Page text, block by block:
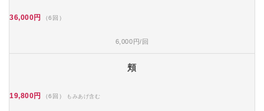
36,000円 （6回）
6,000円/回
頬
19,800円 （6回） もみあげ含む